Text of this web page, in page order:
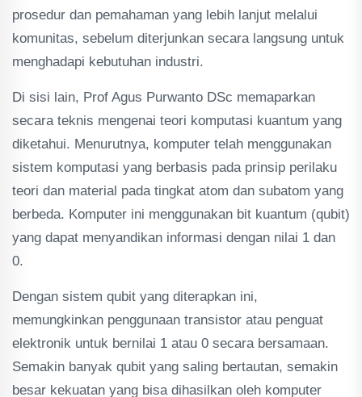
prosedur dan pemahaman yang lebih lanjut melalui
komunitas, sebelum diterjunkan secara langsung untuk
menghadapi kebutuhan industri.
Di sisi lain, Prof Agus Purwanto DSc memaparkan
secara teknis mengenai teori komputasi kuantum yang
diketahui. Menurutnya, komputer telah menggunakan
sistem komputasi yang berbasis pada prinsip perilaku
teori dan material pada tingkat atom dan subatom yang
berbeda. Komputer ini menggunakan bit kuantum (qubit)
yang dapat menyandikan informasi dengan nilai 1 dan
0.
Dengan sistem qubit yang diterapkan ini,
memungkinkan penggunaan transistor atau penguat
elektronik untuk bernilai 1 atau 0 secara bersamaan.
Semakin banyak qubit yang saling bertautan, semakin
besar kekuatan yang bisa dihasilkan oleh komputer